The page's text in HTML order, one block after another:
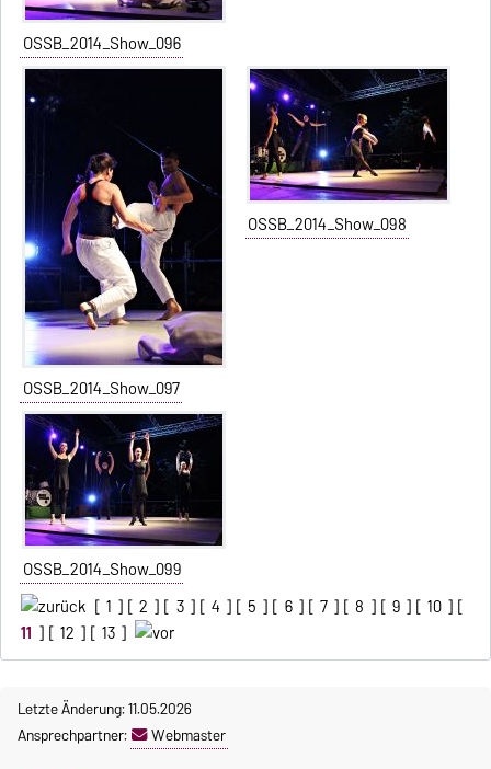
OSSB_2014_Show_096
OSSB_2014_Show_097
OSSB_2014_Show_098
OSSB_2014_Show_099
[ 1 ] [ 2 ] [ 3 ] [ 4 ] [ 5 ] [ 6 ] [ 7 ] [ 8 ] [ 9 ] [ 10 ] [
11 ] [ 12 ] [ 13 ]
Letzte Änderung: 11.05.2026
Ansprechpartner:
Webmaster